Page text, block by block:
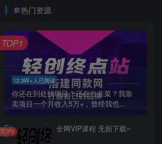
热门资源
12.3W+人已阅读
你还在到处找项目？还在当韭菜？我靠
卖项目一个月收入5万+，曾经我也...
TOP1
全网VIP课程 无损下载~
TOP2